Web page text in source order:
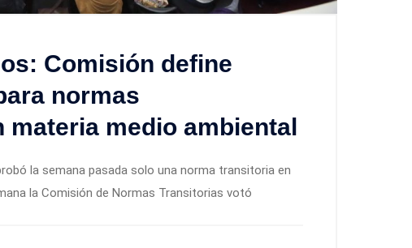
Comisión define
normas
medio ambiental
la semana pasada solo una norma transitoria en
la Comisión de Normas Transitorias votó